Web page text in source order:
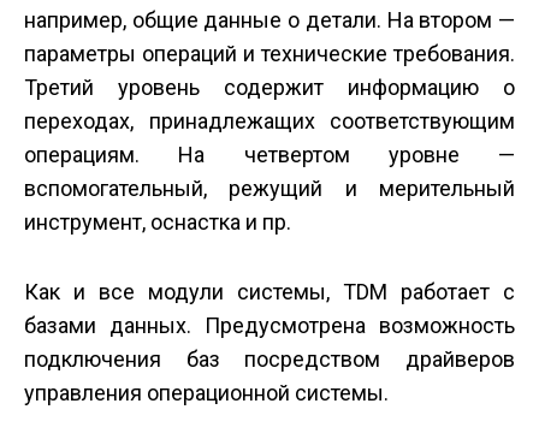
например, общие данные о детали. На втором —
параметры операций и технические требования.
Третий уровень содержит информацию о
переходах, принадлежащих соответствующим
операциям. На четвертом уровне —
вспомогательный, режущий и мерительный
инструмент, оснастка и пр.
Как и все модули системы, TDM работает с
базами данных. Предусмотрена возможность
подключения баз посредством драйверов
управления операционной системы.